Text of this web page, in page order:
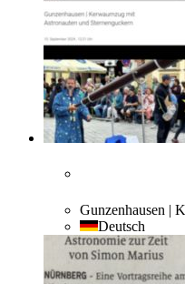
Gunzenhausen |
Deutsch